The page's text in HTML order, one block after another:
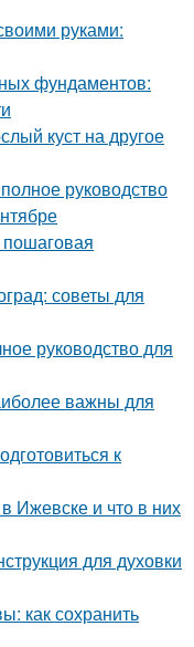
руками:
фундаментов:
куст на другое
руководство
пошаговая
советы для
руководство для
важны для
к
Ижевске и что в них
для духовки
как сохранить